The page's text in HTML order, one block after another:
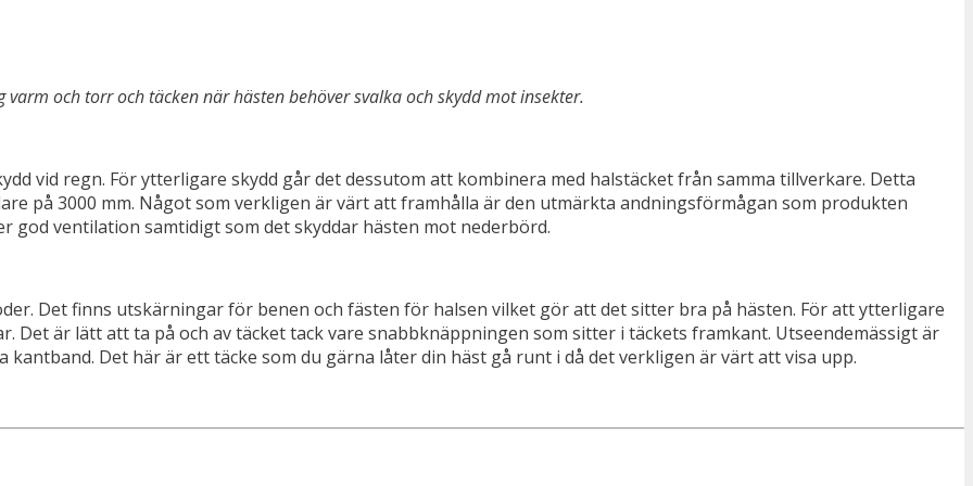
och torr och täcken när hästen behöver svalka och skydd mot insekter.
vid regn. För ytterligare skydd går det dessutom att kombinera med halstäcket från samma tillverkare. Detta
på 3000 mm. Något som verkligen är värt att framhålla är den utmärkta andningsförmågan som produkten
god ventilation samtidigt som det skyddar hästen mot nederbörd.
Det finns utskärningar för benen och fästen för halsen vilket gör att det sitter bra på hästen. För att ytterligare
är lätt att ta på och av täcket tack vare snabbknäppningen som sitter i täckets framkant. Utseendemässigt är
Det här är ett täcke som du gärna låter din häst gå runt i då det verkligen är värt att visa upp.